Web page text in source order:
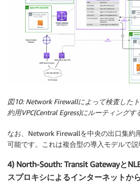
図10: Network Firewallによって検査した
約用VPC(Central Egress)にルーティングす
なお、Network Firewallを中央の出口集約
可能です。これは複合型の導入モデルで説
4) North-South: Transit Gatewayと
スプロキシによるインターネットか